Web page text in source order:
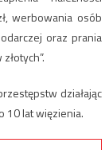
werbowania osób
oraz prania
działając
10 lat więzienia.